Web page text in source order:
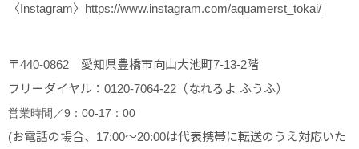
〈Instagram〉 https://www.instagram.com/aquamerst_tokai/
〒440-0862 愛知県豊橋市向山大池町7-13-2階
フリーダイヤル：0120-7064-22（なれるよ ふうふ）
営業時間／9：00-17：00
(お電話の場合、17:00～20:00は代表携帯に転送のうえ対応いた